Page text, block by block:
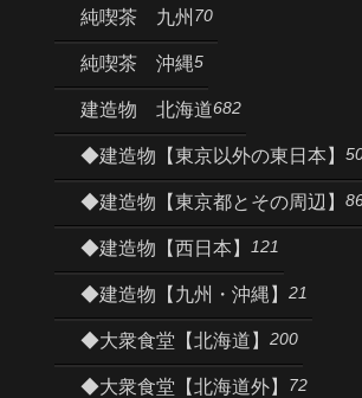
純喫茶 九州 70
純喫茶 沖縄5
建造物 北海道682
◆建造物【東京以外の東日本】
◆建造物【東京都とその周辺】
◆建造物【西日本】 121
◆建造物【九州・沖縄】 21
◆大衆食堂【北海道】 200
◆大衆食堂【北海道外】 72